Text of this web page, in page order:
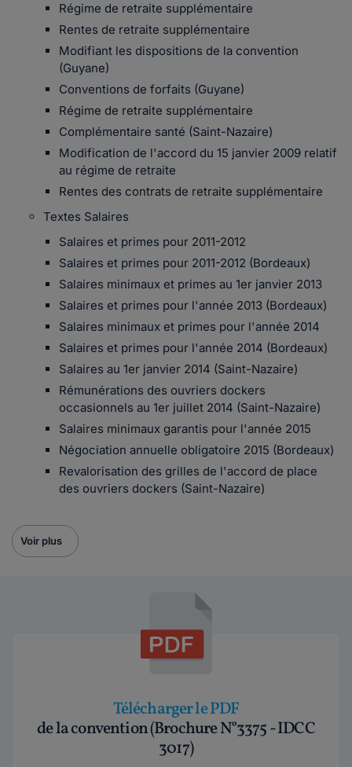
Régime de retraite supplémentaire
Rentes de retraite supplémentaire
Modifiant les dispositions de la convention
(Guyane)
Conventions de forfaits (Guyane)
Régime de retraite supplémentaire
Complémentaire santé (Saint-Nazaire)
Modification de l'accord du 15 janvier 2009 relatif
au régime de retraite
Rentes des contrats de retraite supplémentaire
Textes Salaires
Salaires et primes pour 2011-2012
Salaires et primes pour 2011-2012 (Bordeaux)
Salaires minimaux et primes au 1er janvier 2013
Salaires et primes pour l'année 2013 (Bordeaux)
Salaires minimaux et primes pour l'année 2014
Salaires et primes pour l'année 2014 (Bordeaux)
Salaires au 1er janvier 2014 (Saint-Nazaire)
Rémunérations des ouvriers dockers
occasionnels au 1er juillet 2014 (Saint-Nazaire)
Salaires minimaux garantis pour l'année 2015
Négociation annuelle obligatoire 2015 (Bordeaux)
Revalorisation des grilles de l'accord de place
des ouvriers dockers (Saint-Nazaire)
Voir plus
Télécharger le PDF
de la convention (Brochure N°3375 - IDCC
3017)